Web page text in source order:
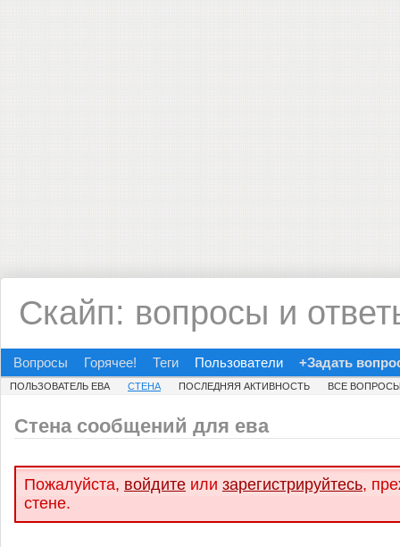
Скайп: вопросы и
Вопросы Горячее! Теги Пользователи +Задать
ПОЛЬЗОВАТЕЛЬ ЕВА СТЕНА ПОСЛЕДНЯЯ АКТИВНОСТЬ ВСЕ
Стена сообщений для ева
Пожалуйста, войдите или зарегистрируйтесь,
стене.